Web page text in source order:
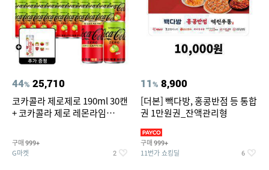
44% 25,710
코카콜라 제로제로 190ml 30캔
+ 코카콜라 제로 레몬라임
티커 세트
구매 999+
G마켓 2
11% 8,900
[더본] 빽다방, 홍콩반점 등 통합
권 1만원권_잔액관리형
구매 999+
11번가 쇼킹딜 6